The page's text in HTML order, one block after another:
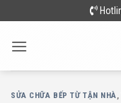
to
content
SỬA CHỮA BẾP TỪ TẬN NHÀ